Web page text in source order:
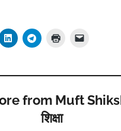
from Muft
शिक्षा